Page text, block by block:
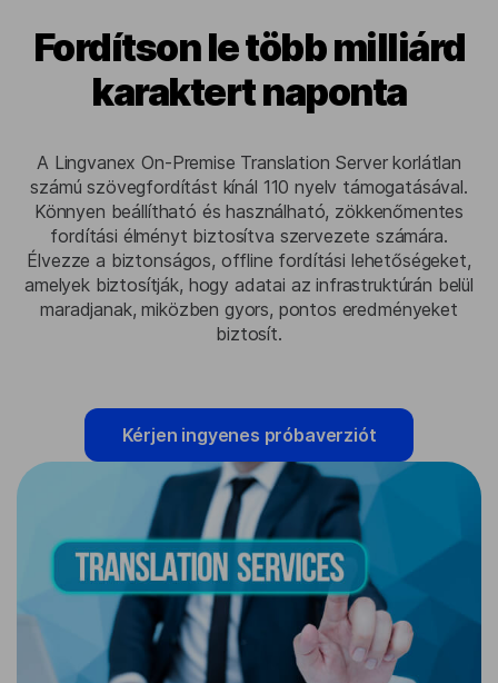
Fordítson le több milliárd
karaktert naponta
A Lingvanex On-Premise Translation Server korlátlan
számú szövegfordítást kínál 110 nyelv támogatásával.
Könnyen beállítható és használható, zökkenőmentes
fordítási élményt biztosítva szervezete számára.
Élvezze a biztonságos, offline fordítási lehetőségeket,
amelyek biztosítják, hogy adatai az infrastruktúrán belül
maradjanak, miközben gyors, pontos eredményeket
biztosít.
Kérjen ingyenes próbaverziót